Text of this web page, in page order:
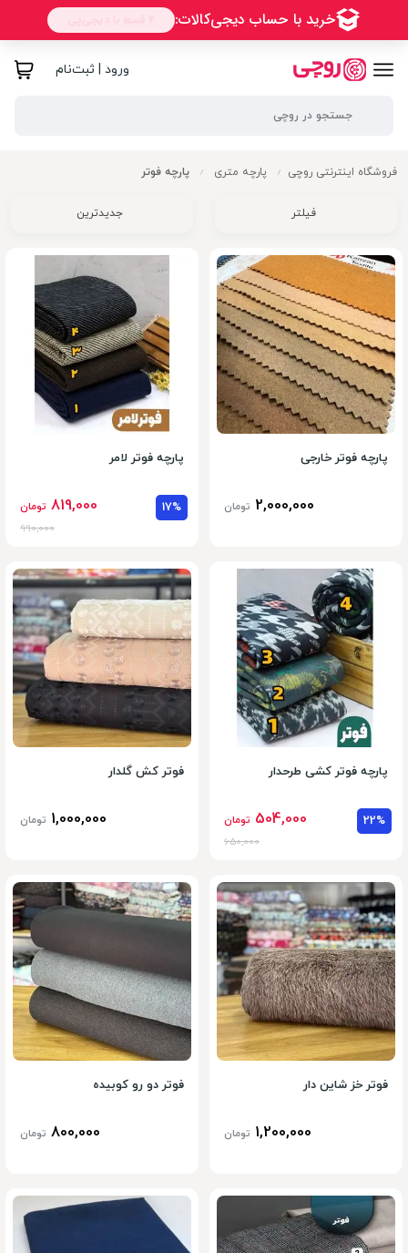
ورود | ثبت‌نام
فروشگاه اینترنتی روچی / پارچه متری / پارچه فوتر
فیلتر جدیدترین
پارچه فوتر خارجی
2,000,000 تومان
پارچه فوتر لامر
17%
819,000 تومان
990,000
پارچه فوتر کشی طرحدار
22%
504,000 تومان
650,000
فوتر کش گلدار
1,000,000 تومان
فوتر خز شاین دار
1,200,000 تومان
فوتر دو رو کوبیده
800,000 تومان